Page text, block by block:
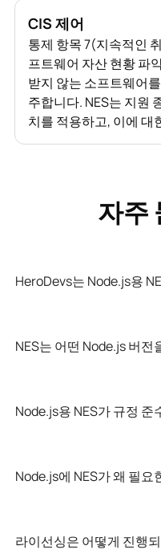
CIS 제어
통제 항목 7(지속적인
프트웨어 자산 현황 파
받지 않는 소프트웨어
주합니다. NES는 지원
치를 적용하고, 이에 대
자주
HeroDevs는 Node.js용
NES는 어떤 Node.js 버전
Node.js용 NES가 규정 준
Node.js에 NES가 왜 필요
라이선싱은 어떻게 진행